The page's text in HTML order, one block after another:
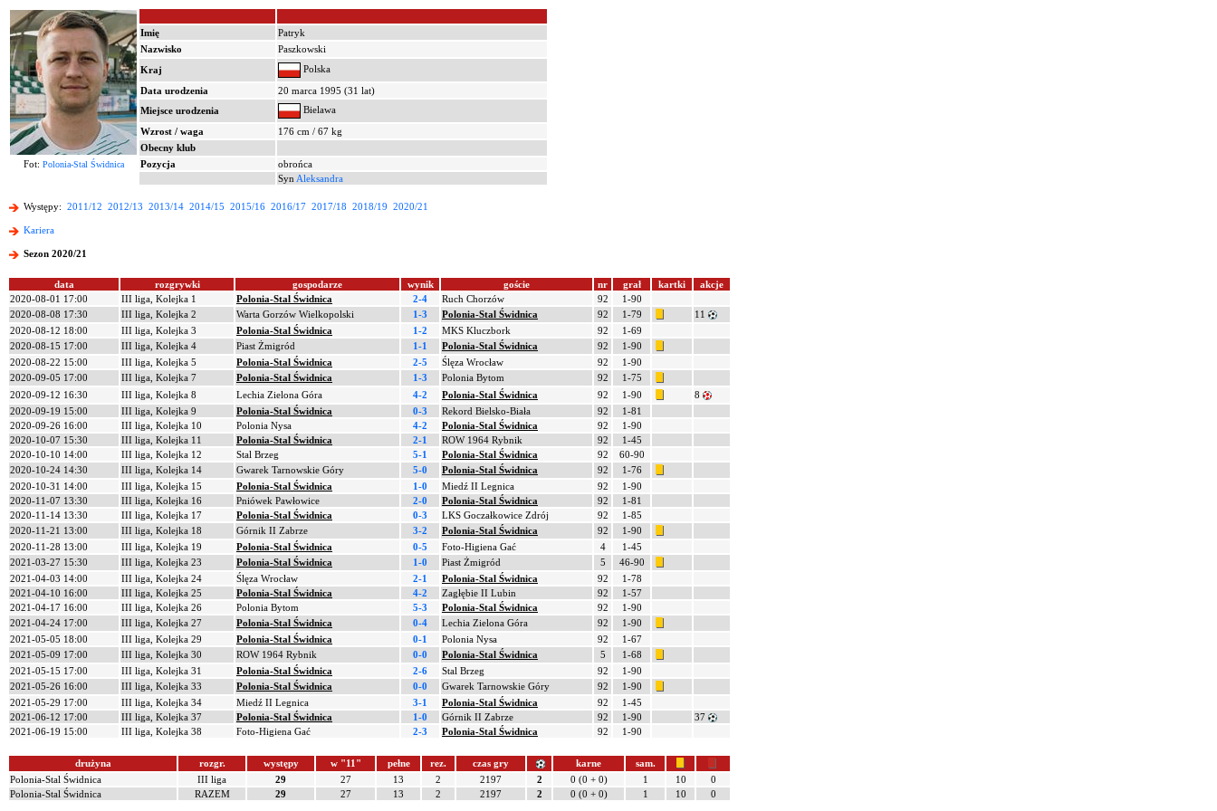
Imię
Patryk
Nazwisko
Paszkowski
Kraj
Polska
Data urodzenia
20 marca 1995 (31 lat)
Miejsce urodzenia
Bielawa
Wzrost / waga
176 cm / 67 kg
Obecny klub
Fot: Polonia-Stal Świdnica Pozycja
obrońca
Syn Aleksandra
Występy: 2011/12 2012/13 2013/14 2014/15 2015/16 2016/17 2017/18 2018/19 2020/21
Kariera
Sezon 2020/21
data rozgrywki gospodarze wynik goście nr grał kartki
akcje
2020-08-01 17:00
III liga, Kolejka 1 Polonia-Stal Świdnica 2-4 Ruch Chorzów 92
1-90
2020-08-08 17:30
III liga, Kolejka 2 Warta Gorzów Wielkopolski 1-3 Polonia-Stal Świdnica 92 1-79
11
2020-08-12 18:00
III liga, Kolejka 3 Polonia-Stal Świdnica 1-2 MKS Kluczbork 92
1-69
2020-08-15 17:00
III liga, Kolejka 4 Piast Żmigród 1-1 Polonia-Stal Świdnica 92
1-90
2020-08-22 15:00
III liga, Kolejka 5 Polonia-Stal Świdnica 2-5 Ślęza Wrocław 92
1-90
2020-09-05 17:00
III liga, Kolejka 7 Polonia-Stal Świdnica 1-3 Polonia Bytom 92
1-75
2020-09-12 16:30
III liga, Kolejka 8 Lechia Zielona Góra 4-2 Polonia-Stal Świdnica 92 1-90
8
2020-09-19 15:00
III liga, Kolejka 9 Polonia-Stal Świdnica 0-3 Rekord Bielsko-Biała 92
1-81
2020-09-26 16:00
III liga, Kolejka 10 Polonia Nysa 4-2 Polonia-Stal Świdnica 92
1-90
2020-10-07 15:30
III liga, Kolejka 11 Polonia-Stal Świdnica 2-1 ROW 1964 Rybnik 92
1-45
2020-10-10 14:00
III liga, Kolejka 12 Stal Brzeg 5-1 Polonia-Stal Świdnica 92
60-90
2020-10-24 14:30
III liga, Kolejka 14 Gwarek Tarnowskie Góry 5-0 Polonia-Stal Świdnica 92
1-76
2020-10-31 14:00
III liga, Kolejka 15 Polonia-Stal Świdnica 1-0 Miedź II Legnica 92
1-90
2020-11-07 13:30
III liga, Kolejka 16 Pniówek Pawłowice 2-0 Polonia-Stal Świdnica 92
1-81
2020-11-14 13:30
III liga, Kolejka 17 Polonia-Stal Świdnica 0-3 LKS Goczałkowice Zdrój 92
1-85
2020-11-21 13:00
III liga, Kolejka 18 Górnik II Zabrze 3-2 Polonia-Stal Świdnica 92
1-90
2020-11-28 13:00
III liga, Kolejka 19 Polonia-Stal Świdnica 0-5 Foto-Higiena Gać 4
1-45
2021-03-27 15:30
III liga, Kolejka 23 Polonia-Stal Świdnica 1-0 Piast Żmigród 5
46-90
2021-04-03 14:00
III liga, Kolejka 24 Ślęza Wrocław 2-1 Polonia-Stal Świdnica 92
1-78
2021-04-10 16:00
III liga, Kolejka 25 Polonia-Stal Świdnica 4-2 Zagłębie II Lubin 92
1-57
2021-04-17 16:00
III liga, Kolejka 26 Polonia Bytom 5-3 Polonia-Stal Świdnica 92
1-90
2021-04-24 17:00
III liga, Kolejka 27 Polonia-Stal Świdnica 0-4 Lechia Zielona Góra 92
1-90
2021-05-05 18:00
III liga, Kolejka 29 Polonia-Stal Świdnica 0-1 Polonia Nysa 92
1-67
2021-05-09 17:00
III liga, Kolejka 30 ROW 1964 Rybnik 0-0 Polonia-Stal Świdnica 5
1-68
2021-05-15 17:00
III liga, Kolejka 31 Polonia-Stal Świdnica 2-6 Stal Brzeg 92
1-90
2021-05-26 16:00
III liga, Kolejka 33 Polonia-Stal Świdnica 0-0 Gwarek Tarnowskie Góry 92
1-90
2021-05-29 17:00
III liga, Kolejka 34 Miedź II Legnica 3-1 Polonia-Stal Świdnica 92
1-45
2021-06-12 17:00
III liga, Kolejka 37 Polonia-Stal Świdnica 1-0 Górnik II Zabrze 92 1-90
37
2021-06-19 15:00
III liga, Kolejka 38 Foto-Higiena Gać 2-3 Polonia-Stal Świdnica 92 1-90
drużyna rozgr. występy w "11" pełne rez. czas gry karne
sam.
Polonia-Stal Świdnica
III liga 29 27 13 2 2197 2 0 (0 + 0) 1 10
0
Polonia-Stal Świdnica
RAZEM 29 27 13 2 2197 2 0 (0 + 0) 1 10 0